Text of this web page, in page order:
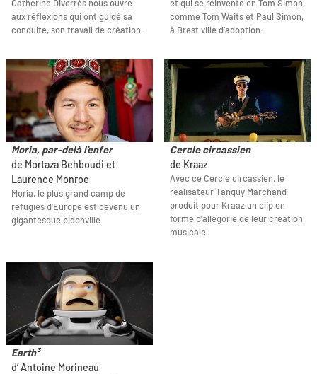
Catherine Diverrès nous ouvre
aux réflexions qui ont guidé sa
conduite, son travail de création.
et qui se réinvente en Tom Simon,
comme Tom Waits et Paul Simon,
à Brest ville d’adoption.
Moria, par-delà l'enfer
de Mortaza Behboudi et
Laurence Monroe
Moria, le plus grand camp de
réfugiés d’Europe est devenu un
gigantesque bidonville
Cercle circassien
de Kraaz
Avec ce Cercle circassien, le
réalisateur Tanguy Marchand
produit pour Kraaz un clip en
forme d'allégorie de leur création
musicale.
Earth³
d’ Antoine Morineau